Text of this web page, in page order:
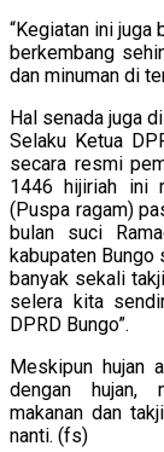
“Kegiatan ini juga
berkembang
dan minuman di
Hal senada juga
Selaku Ketua
secara resmi
1446 hijiriah ini
(Puspa ragam)
bulan suci
kabupaten Bungo
banyak sekali
selera kita
DPRD Bungo”.
Meskipun hujan
dengan hujan,
makanan dan
nanti. (fs)